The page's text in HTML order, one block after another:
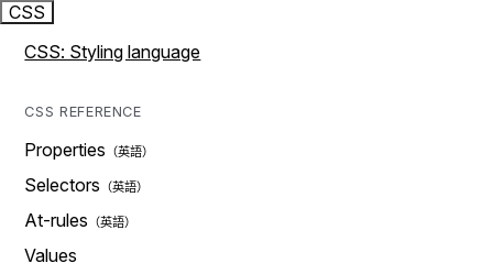
CSS
CSS: Styling language
CSS REFERENCE
Properties
Selectors
At-rules
Values